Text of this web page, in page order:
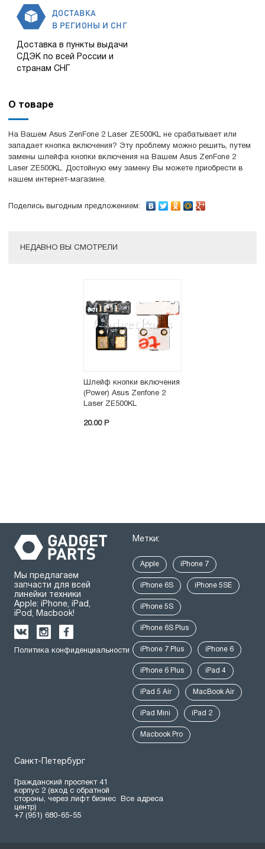
ДОСТАВКА
В РЕГИОНЫ И СНГ
Доставка в пункты выдачи
СДЭК по всей России и
странам СНГ
О товаре
На Вашем Asus ZenFone 2 Laser ZE500KL не срабатывает или
западает кнопка включения? Эту проблему можно решить, путем
замены шлейфа кнопки включения на Вашем Asus ZenFone 2
Laser ZE500KL. Достойную ему замену Вы можете приобрести в
нашем интернет-магазине.
Поделись выгодным предложением:
НЕДАВНО ВЫ СМОТРЕЛИ
Шлейф кнопки включения
(Power) Asus Zenfone 2
Laser ZE500KL
20.00 P
Мы предлагаем
запчасти для всей
линейки техники
Apple: iPhone, iPad,
iPod, Macbook!
Политика конфиденциальности
Метки:
Apple iPhone 7
iPhone 6S iPhone 5SE
iPhone 5S
iPhone 6S Plus
iPhone 7 Plus iPhone 6
iPhone 6 Plus iPad 4
iPad 5 Air MacBook Air
iPad Mini iPad 2
Macbook Pro
Санкт-Петербург
Гражданский проспект 41
корпус 2 (вход с обратной
стороны, через лифт бизнес
центр)
+7 (951) 680-65-55
Все адреса